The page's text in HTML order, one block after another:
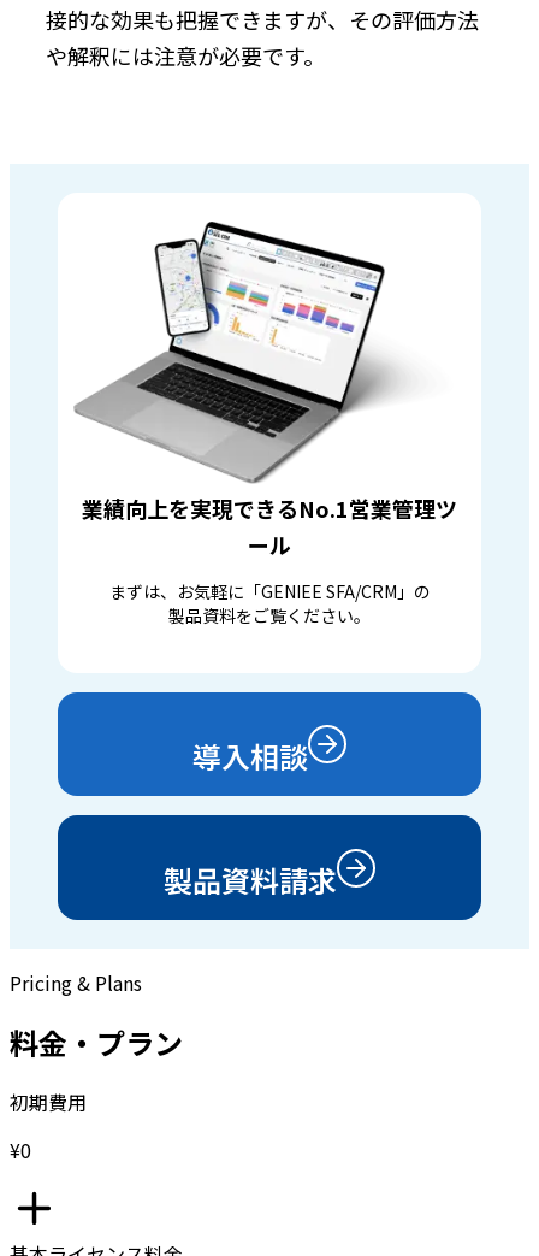
接的な効果も把握できますが、その評価方法
や解釈には注意が必要です。
業績向上を実現できるNo.1営業管理ツ
ール
まずは、お気軽に「GENIEE SFA/CRM」の
製品資料をご覧ください。
導入相談
製品資料請求
Pricing & Plans
料金・プラン
初期費用
¥0